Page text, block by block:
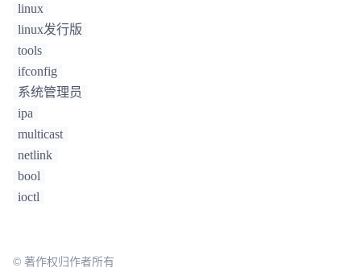
linux
linux发行版
tools
ifconfig
系统管理员
ipa
multicast
netlink
bool
ioctl
© 著作权归作者所有